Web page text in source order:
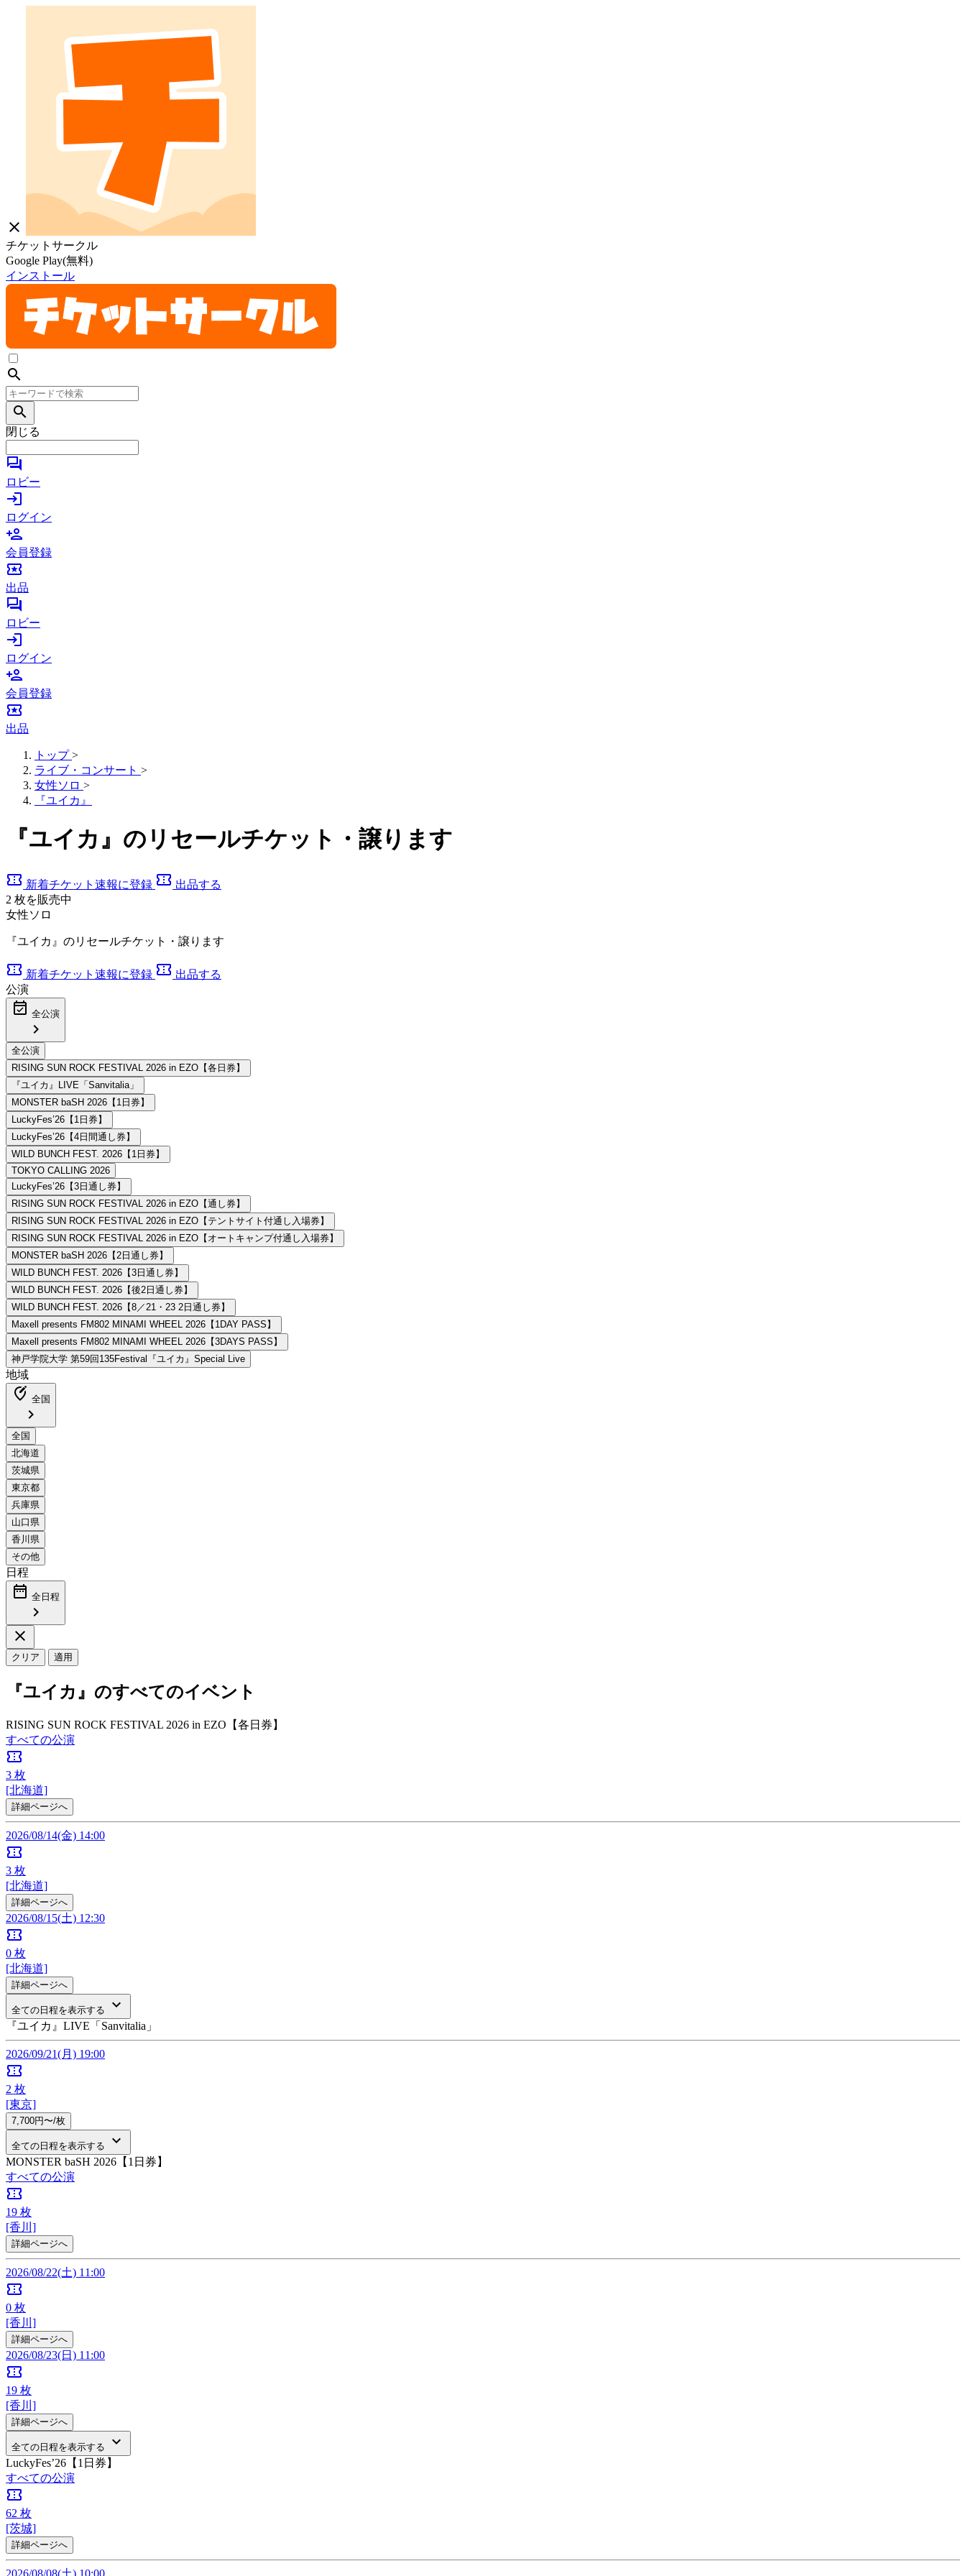
close
チケットサークル
Google Play(無料)
インストール
search
search
閉じる
forum
ロビー
login
ログイン
person_add
会員登録
local_activity
出品
forum
ロビー
login
ログイン
person_add
会員登録
local_activity
出品
トップ >
ライブ・コンサート >
女性ソロ >
『ユイカ』
『ユイカ』のリセールチケット・譲ります
confirmation_number 新着チケット速報に登録 confirmation_number 出品する
2 枚を販売中
女性ソロ
『ユイカ』のリセールチケット・譲ります
confirmation_number 新着チケット速報に登録 confirmation_number 出品する
公演
event_available 全公演
chevron_right
地域
edit_location_alt 全国
chevron_right
日程
date_range 全日程
chevron_right
close
クリア 適用
『ユイカ』のすべてのイベント
RISING SUN ROCK FESTIVAL 2026 in EZO【各日券】
すべての公演
confirmation_number
3 枚
[北海道]
詳細ページへ
2026/08/14(金) 14:00
confirmation_number
3 枚
[北海道]
詳細ページへ
2026/08/15(土) 12:30
confirmation_number
0 枚
[北海道]
詳細ページへ
全ての日程を表示する keyboard_arrow_down
『ユイカ』LIVE「Sanvitalia」
2026/09/21(月) 19:00
confirmation_number
2 枚
[東京]
7,700円〜/枚
全ての日程を表示する keyboard_arrow_down
MONSTER baSH 2026【1日券】
すべての公演
confirmation_number
19 枚
[香川]
詳細ページへ
2026/08/22(土) 11:00
confirmation_number
0 枚
[香川]
詳細ページへ
2026/08/23(日) 11:00
confirmation_number
19 枚
[香川]
詳細ページへ
全ての日程を表示する keyboard_arrow_down
LuckyFes’26【1日券】
すべての公演
confirmation_number
62 枚
[茨城]
詳細ページへ
2026/08/08(土) 10:00